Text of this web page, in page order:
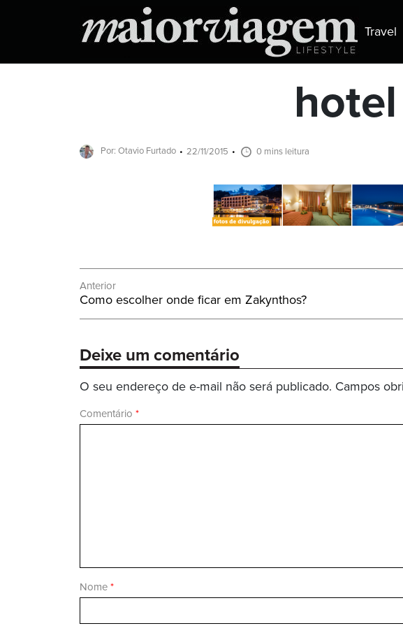
Travel
Por: Otavio Furtado 22/11/2015 0 mins leitura
Navegação
de
Anterior
Post
Anterior:
Como escolher onde ficar em Zakynthos?
Deixe um comentário
O seu endereço de e-mail não será publicado. Campos
Comentário *
Nome *